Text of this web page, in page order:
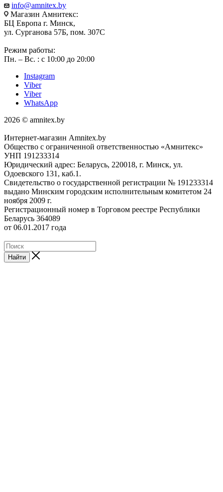
info@amnitex.by
Магазин Амнитекс:
БЦ Европа г. Минск,
ул. Сурганова 57Б, пом. 307С
Режим работы:
Пн. – Вс. : с 10:00 до 20:00
Instagram
Viber
Viber
WhatsApp
2026 © amnitex.by
Интернет-магазин Amnitex.by
Общество с ограниченной ответственностью «Амнитекс»
УНП 191233314
Юридический адрес: Беларусь, 220018, г. Минск, ул.
Одоевского 131, каб.1.
Свидетельство о государственной регистрации № 191233314
выдано Минским городским исполнительным комитетом 24
ноября 2009 г.
Регистрационный номер в Торговом реестре Республики
Беларусь 364089
от 06.01.2017 года
Найти